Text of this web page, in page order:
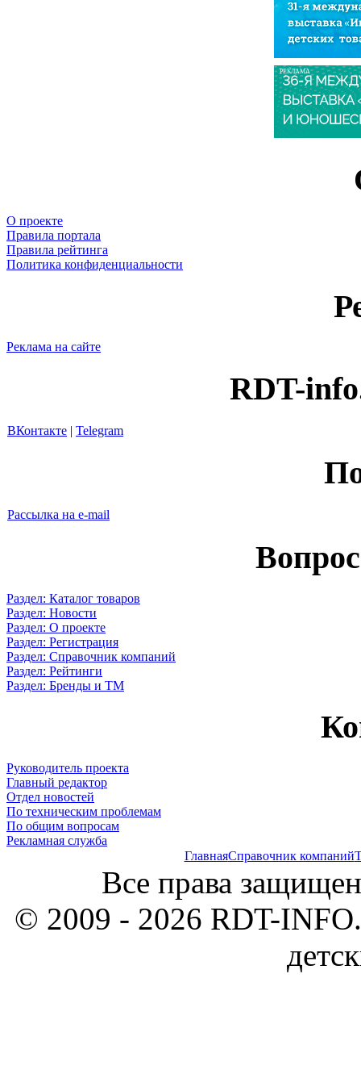
РЕКЛАМА
О проекте
Правила портала
Правила рейтинга
Политика конфиденциальности
Реклама на сайте
RDT-
ВКонтакте | Telegram
Рассылка на e-mail
Раздел: Каталог товаров
Раздел: Новости
Раздел: О проекте
Раздел: Регистрация
Раздел: Справочник компаний
Раздел: Рейтинги
Раздел: Бренды и ТМ
Руководитель проекта
Главный редактор
Отдел новостей
По техническим проблемам
По общим вопросам
Рекламная служба
ГлавнаяСправочник компаний
Все права
© 2009 - 2026 RDT-